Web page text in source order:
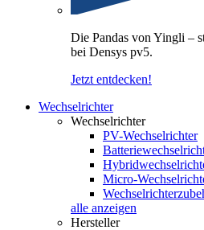
Die Pandas von Yingli –
bei Densys pv5.
Jetzt entdecken!
Wechselrichter
Wechselrichter
PV-Wechselrichter
Micro-
alle anzeigen
Hersteller